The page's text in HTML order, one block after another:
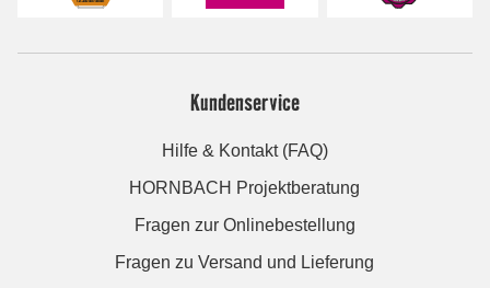
Kundenservice
Hilfe & Kontakt (FAQ)
HORNBACH Projektberatung
Fragen zur Onlinebestellung
Fragen zu Versand und Lieferung